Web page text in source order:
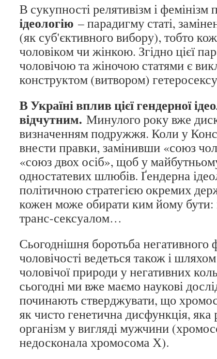
В сукупності релятивізм і
ідеологію – парадигму статі,
(як суб'єктивного вибору), тобто
чоловіком чи жінкою. Згідно цієї
чоловічою та жіночою статями є
конструктом (витвором)
В Україні вплив цієї гендерної
відчутним. Минулого року вже
визначенням подружжя. Коли у
внести правки, замінивши «союз
«союз двох осіб», щоб у
одностатевих шлюбів. Ґендерна
політичною стратегією окремих
кожен може обирати ким йому бути:
транс-сексуалом…
Сьогоднішня боротьба негативного
чоловічості ведеться також і
чоловічої природи у негативних
сьогодні ми вже маємо наукові
починають стверджувати, що
як чисто генетична дисфункція, яка
організм у вигляді мужчини
недосконала хромосома Х).